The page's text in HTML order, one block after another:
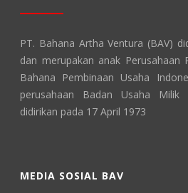
PT. Bahana Artha Ventura (BAV)
dan merupakan anak Perusahaan
Bahana Pembinaan Usaha
perusahaan Badan Usaha
didirikan pada 17 April 1973
MEDIA SOSIAL BAV